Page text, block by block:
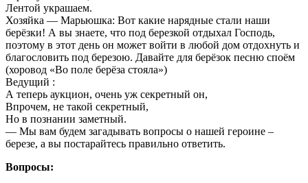
Лентой украшаем.
Хозяйка — Марьюшка: Вот какие нарядные стали наши
берёзки! А вы знаете, что под березкой отдыхал Господь,
поэтому в этот день он может войти в любой дом отдохнуть и
благословить под березою. Давайте для берёзок песню споём
(хоровод «Во поле берёза стояла»)
Ведущий :
А теперь аукцион, очень уж секретный он,
Впрочем, не такой секретный,
Но в познании заметный.
— Мы вам будем загадывать вопросы о нашей героине –
березе, а вы постарайтесь правильно ответить.
Вопросы: